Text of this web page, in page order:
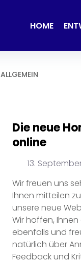
HOME
ALLGEMEIN
Die neue
online
13.
Wir freuen uns
Ihnen mitteilen
unsere neue
Wir hoffen,
ebenfalls und
natürlich über
Feedback und